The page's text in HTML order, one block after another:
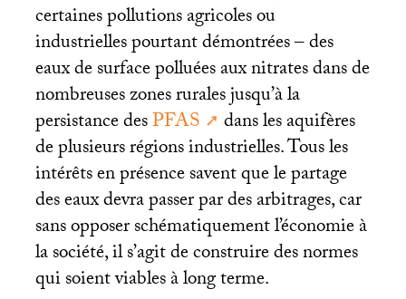
certaines pollutions agricoles ou
industrielles pourtant démontrées – des
eaux de surface polluées aux nitrates dans de
nombreuses zones rurales jusqu’à la
persistance desPFAS
dans les aquifères
de plusieurs régions industrielles. Tous les
intérêts en présence savent que le partage
des eaux devra passer par des arbitrages, car
sans opposer schématiquement l’économie à
la société, il s’agit de construire des normes
qui soient viables à long terme.